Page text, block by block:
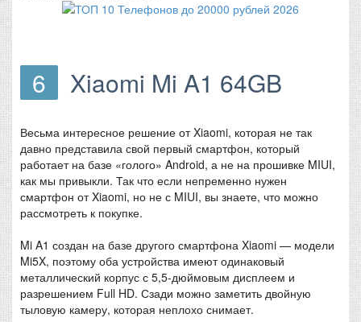
6 Xiaomi Mi A1 64GB
Весьма интересное решение от Xiaomi, которая не так
давно представила свой первый смартфон, который
работает на базе «голого» Android, а не на прошивке MIUI,
как мы привыкли. Так что если непременно нужен
смартфон от Xiaomi, но не с MIUI, вы знаете, что можно
рассмотреть к покупке.
Mi A1 создан на базе другого смартфона Xiaomi — модели
Mi5X, поэтому оба устройства имеют одинаковый
металлический корпус с 5,5-дюймовым дисплеем и
разрешением Full HD. Сзади можно заметить двойную
тыловую камеру, которая неплохо снимает.